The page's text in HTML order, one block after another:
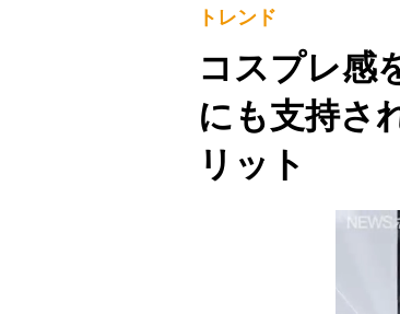
トレンド
コスプレ感
にも支持さ
リット